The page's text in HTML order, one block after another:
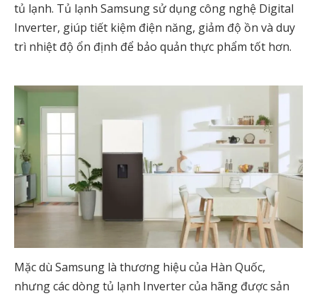
tủ lạnh. Tủ lạnh Samsung sử dụng công nghệ Digital
Inverter, giúp tiết kiệm điện năng, giảm độ ồn và duy
trì nhiệt độ ổn định để bảo quản thực phẩm tốt hơn.
Mặc dù Samsung là thương hiệu của Hàn Quốc,
nhưng các dòng tủ lạnh Inverter của hãng được sản